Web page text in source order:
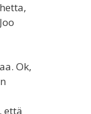
Ok,
että